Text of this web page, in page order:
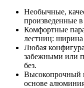
Необычные,
произведенные
Комфортные
лестниц: ширина
Любая
забежными или
без.
Высокопрочный
основе